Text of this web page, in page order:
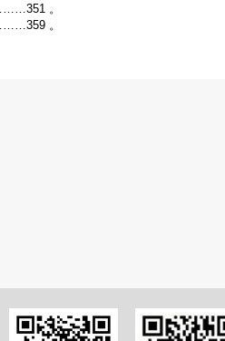
。
。